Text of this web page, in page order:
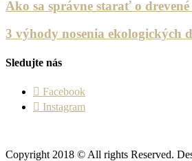
Ako sa správne starať o
3 výhody nosenia ekologických
Sledujte nás
Facebook
Instagram
Copyright 2018 © All rights Reserved.